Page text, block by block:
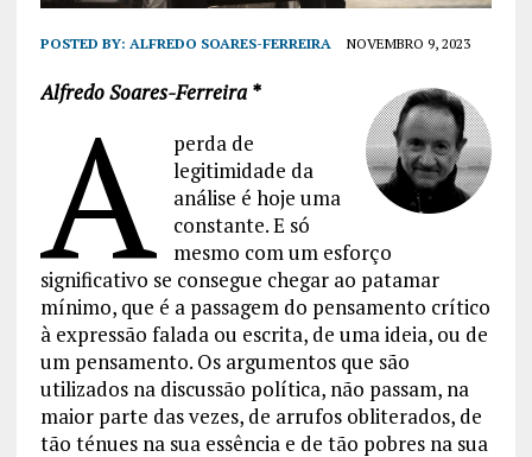
POSTED BY: ALFREDO SOARES-FERREIRA NOVEMBRO 9, 2023
Alfredo Soares-Ferreira *
A
perda de
legitimidade da
análise é hoje uma
constante. E só
mesmo com um esforço
significativo se consegue chegar ao patamar
mínimo, que é a passagem do pensamento crítico
à expressão falada ou escrita, de uma ideia, ou de
um pensamento. Os argumentos que são
utilizados na discussão política, não passam, na
maior parte das vezes, de arrufos obliterados, de
tão ténues na sua essência e de tão pobres na sua